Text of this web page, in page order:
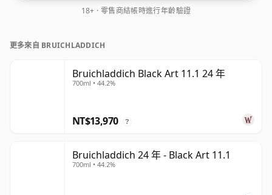
18+ · 零售商結帳時進行年齡驗證
更多來自 BRUICHLADDICH
Bruichladdich Black Art 11.1 24 年
700ml • 44.2%
NT$13,970 ?
Bruichladdich 24 年 - Black Art 11.1
700ml • 44.2%